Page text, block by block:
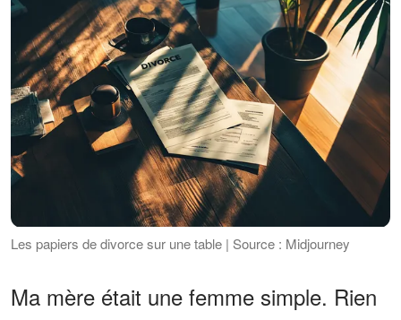
Les papiers de divorce sur une table | Source : Midjourney
Ma mère était une femme simple. Rien